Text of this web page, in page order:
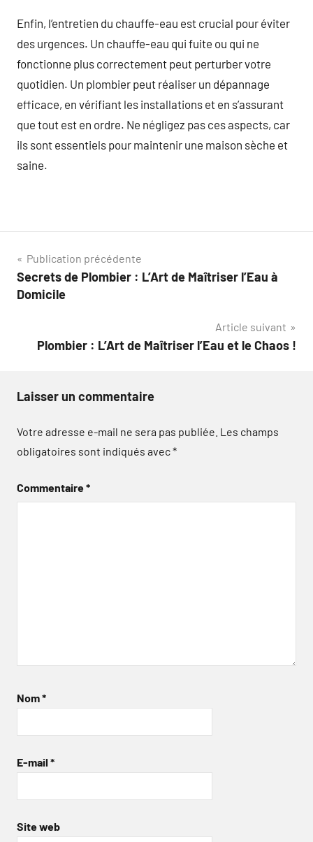
Enfin, l’entretien du chauffe-eau est crucial pour éviter
des urgences. Un chauffe-eau qui fuite ou qui ne
fonctionne plus correctement peut perturber votre
quotidien. Un plombier peut réaliser un dépannage
efficace, en vérifiant les installations et en s’assurant
que tout est en ordre. Ne négligez pas ces aspects, car
ils sont essentiels pour maintenir une maison sèche et
saine.
Navigation
de
Publication précédente
Secrets de Plombier : L’Art de Maîtriser l’Eau à
Domicile
Article suivant
Plombier : L’Art de Maîtriser l’Eau et le Chaos !
Laisser un commentaire
Votre adresse e-mail ne sera pas publiée. Les champs
obligatoires sont indiqués avec*
Commentaire*
Nom*
E-mail *
Site web